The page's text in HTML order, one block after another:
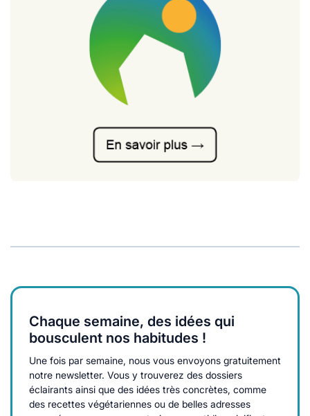
Chaque semaine, des idées qui
bousculent nos habitudes !
Une fois par semaine, nous vous envoyons gratuitement
notre newsletter. Vous y trouverez des dossiers
éclairants ainsi que des idées très concrètes, comme
des recettes végétariennes ou de belles adresses